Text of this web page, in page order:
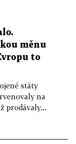
měnu
to
státy
na
prodávaly...